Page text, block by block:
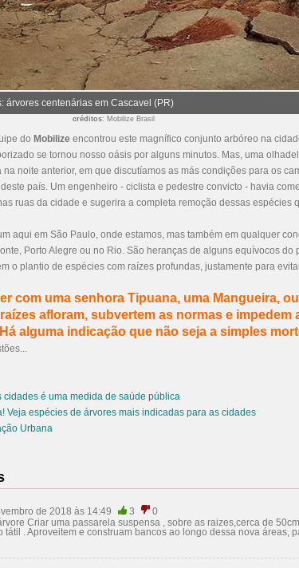
árvores centenárias em Cascavel (PR)
créditos: Mobilize Brasil
do Mobilize encontrou este magnífico conjunto arbóreo na
se tornou nosso oásis por alguns minutos. Mas, uma
na noite anterior, em que discutíamos as más condições para os
país. Um engenheiro - ciclista e pedestre convicto - havia
ruas da cidade e sugerira a completa remoção dessas espécies
aqui em São Paulo, onde estamos, mas também em qualquer
Porto Alegre ou no Rio. São heranças de alguns equívocos do
o plantio de espécies com raízes profundas, justamente para
com uma senhora Tipuana, uma Mangueira,
afloram, subvertem as normas e impedem
alguma indicação que não seja a simples
cidades é uma medida de saúde pública
Veja espécies de árvores mais indicadas para as cidades
Urbana
de 2018 às 14:49 3
0
Criar uma passarela suspensa , sobre as raizes,cerca de
tátil . Aproveitem e construam bancos ao longo dessa nova áreas,